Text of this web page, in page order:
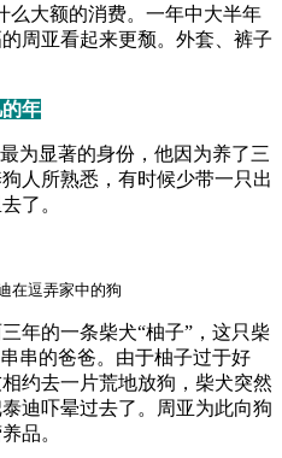
么大额的消费。一年中大半年
周亚看起来更颓。外套、裤子
年
显著的身份，他因为养了三
人所熟悉，有时候少带一只出
了。
逗弄家中的狗
的一条柴犬“柚子”，这只柴
串的爸爸。由于柚子过于好
约去一片荒地放狗，柴犬突然
迪吓晕过去了。周亚为此向狗
品。